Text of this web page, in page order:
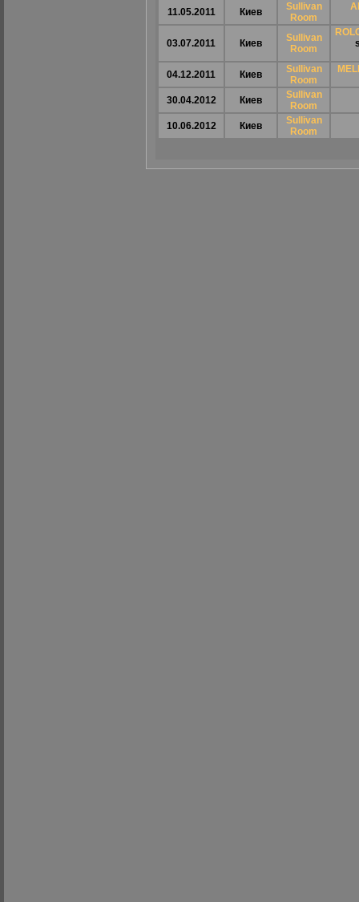
11.05.2011
Киев
Sullivan
Room
03.07.2011 Киев
Sullivan
Room
04.12.2011 Киев
Sullivan
Room
30.04.2012 Киев
Sullivan
Room
10.06.2012
Киев
Sullivan
Room